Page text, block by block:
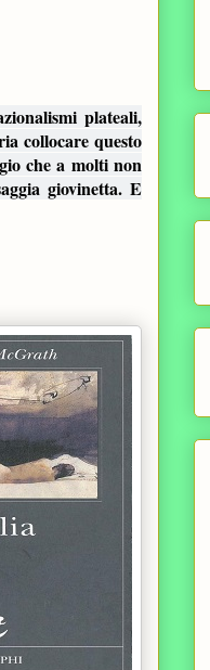
plateali,
collocare questo
che a molti non
giovinetta. E